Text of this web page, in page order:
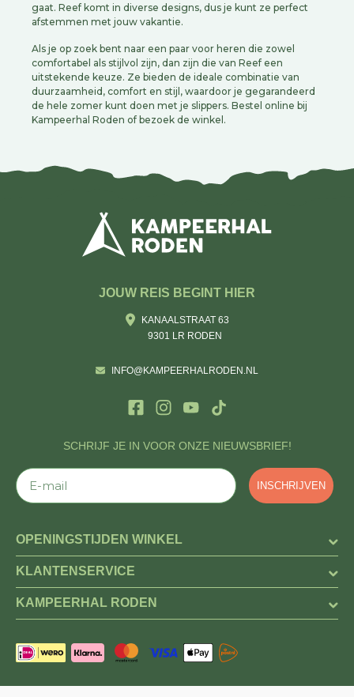
gaat. Reef komt in diverse designs, dus je kunt ze perfect
afstemmen met jouw vakantie.
Als je op zoek bent naar een paar voor heren die zowel
comfortabel als stijlvol zijn, dan zijn die van Reef een
uitstekende keuze. Ze bieden de ideale combinatie van
duurzaamheid, comfort en stijl, waardoor je gegarandeerd
de hele zomer kunt doen met je slippers. Bestel online bij
Kampeerhal Roden of bezoek de winkel.
SCHRIJF JE IN VOOR ONZE NIEUWSBRIEF!
E-mail
INSCHRIJVEN
JOUW REIS BEGINT HIER
KANAALSTRAAT 63
9301 LR RODEN
INFO@KAMPEERHALRODEN.NL
OPENINGSTIJDEN WINKEL
KLANTENSERVICE
KAMPEERHAL RODEN